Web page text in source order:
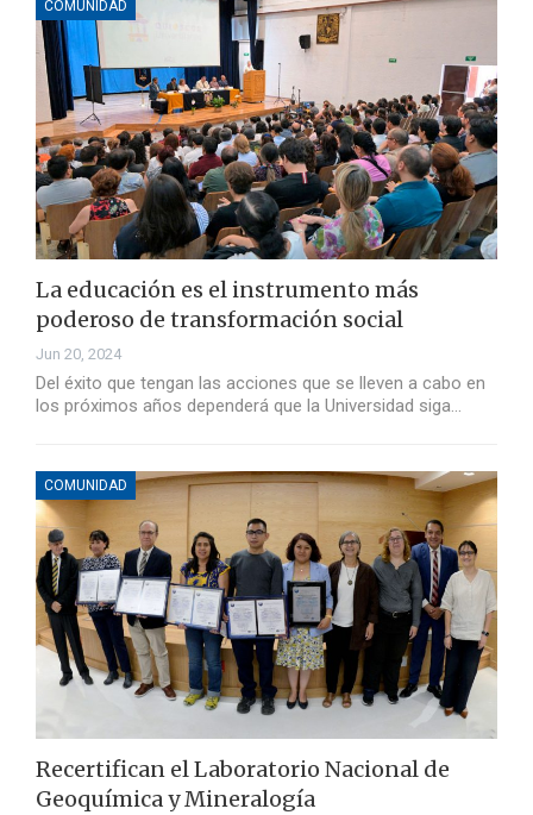
COMUNIDAD
La educación es el instrumento más
poderoso de transformación social
Jun 20, 2024
Del éxito que tengan las acciones que se lleven a cabo en
los próximos años dependerá que la Universidad siga…
COMUNIDAD
Recertifican el Laboratorio Nacional de
Geoquímica y Mineralogía